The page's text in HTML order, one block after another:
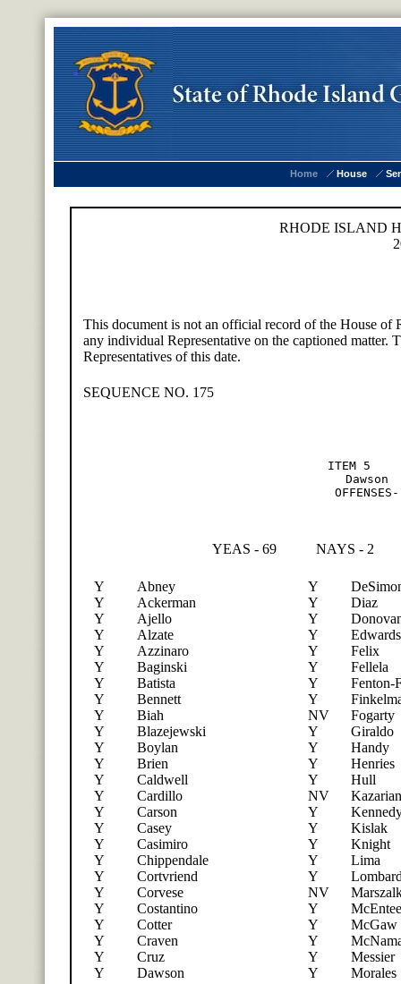
Home House
RHODE ISLAND
This document is not an official record of the House of
any individual Representative on the captioned
Representatives of this date.
SEQUENCE NO. 175
ITEM 5
YEAS - 69 NAYS - 2
Y
Abney
Y
Ackerman
Y
Ajello
Y
Alzate
Y
Azzinaro
Y
Baginski
Y
Batista
Y
Bennett
Y
Biah
Y
Blazejewski
Y
Boylan
Y
Brien
Y
Caldwell
Y
Cardillo
Y
Carson
Y
Casey
Y
Casimiro
Y
Chippendale
Y
Cortvriend
Y
Corvese
Y
Costantino
Y
Cotter
Y
Craven
Y
Cruz
Y
Dawson
Y
Y
Diaz
Y
Y
Edwards
Y
Felix
Y
Fellela
Y
Fenton-
Y
NV
Fogarty
Y
Giraldo
Y
Handy
Y
Henries
Y
Hull
NV
Kazarian
Y
Y
Kislak
Y
Knight
Y
Lima
Y
NV
Y
McEntee
Y
McGaw
Y
Y
Messier
Y
Morales